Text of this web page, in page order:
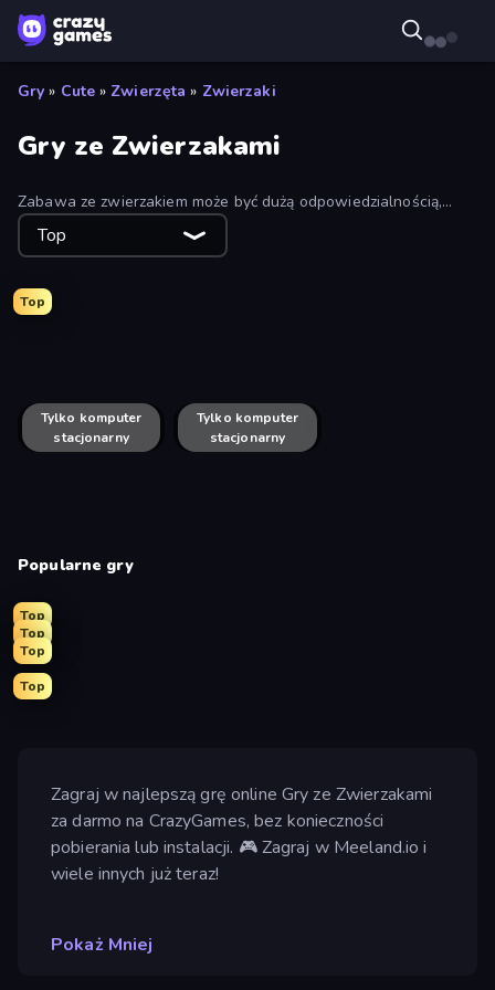
Gry » Cute » Zwierzęta » Zwierzaki
Gry ze Zwierzakami
Zabawa ze zwierzakiem może być dużą odpowiedzialnością,
więc najlepszym rozwiązaniem jest cyfrowy zwierzak. Poznaj
darmowe gry, w których karmisz, pielęgnujesz, trenujesz lub
Top
Top
Idle Pet Business Biomons Island 3D
Tylko komputer
stacjonarny
Pet Trainer Duel
Tylko komputer
stacjonarny
Castaway
Popularne gry
Top
Top
Top
Top
Zagraj w najlepszą grę online Gry ze Zwierzakami
za darmo na CrazyGames, bez konieczności
pobierania lub instalacji. 🎮 Zagraj w Meeland.io i
wiele innych już teraz!
Pokaż Mniej